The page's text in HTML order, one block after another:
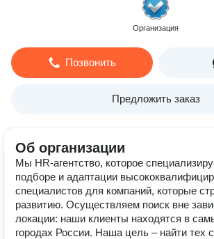
Организация
Позвонить
Предложить заказ
Об организации
Мы HR-агентство, которое
подборе и адаптации
специалистов для компаний, которые
развитию. Осуществляем поиск вне
локации: наши клиенты находятся в
городах России. Наша цель – найти тех